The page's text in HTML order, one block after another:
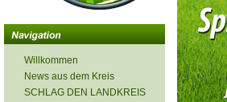
Willkommen
News aus dem Kreis
SCHLAG DEN LANDKREIS